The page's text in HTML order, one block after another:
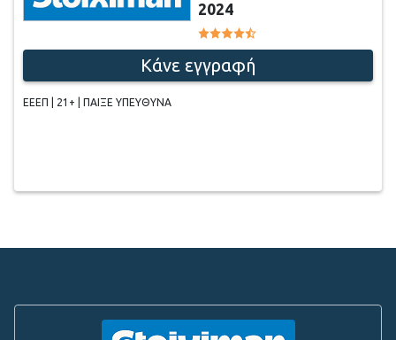
2024
Κάνε εγγραφή
ΕΕΕΠ | 21+ | ΠΑΙΞΕ ΥΠΕΥΘΥΝΑ